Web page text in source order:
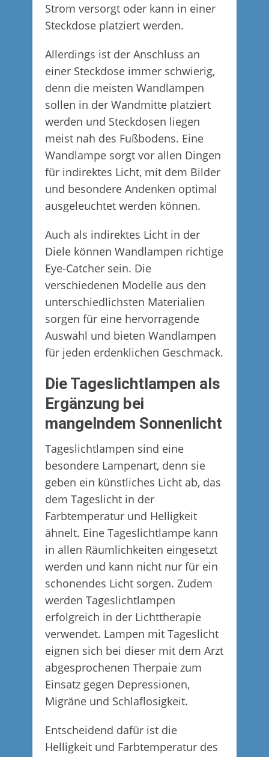
Strom versorgt oder kann in einer
Steckdose platziert werden.
Allerdings ist der Anschluss an
einer Steckdose immer schwierig,
denn die meisten Wandlampen
sollen in der Wandmitte platziert
werden und Steckdosen liegen
meist nah des Fußbodens. Eine
Wandlampe sorgt vor allen Dingen
für indirektes Licht, mit dem Bilder
und besondere Andenken optimal
ausgeleuchtet werden können.
Auch als indirektes Licht in der
Diele können Wandlampen richtige
Eye-Catcher sein. Die
verschiedenen Modelle aus den
unterschiedlichsten Materialien
sorgen für eine hervorragende
Auswahl und bieten Wandlampen
für jeden erdenklichen Geschmack.
Die Tageslichtlampen als
Ergänzung bei
mangelndem Sonnenlicht
Tageslichtlampen sind eine
besondere Lampenart, denn sie
geben ein künstliches Licht ab, das
dem Tageslicht in der
Farbtemperatur und Helligkeit
ähnelt. Eine Tageslichtlampe kann
in allen Räumlichkeiten eingesetzt
werden und kann nicht nur für ein
schonendes Licht sorgen. Zudem
werden Tageslichtlampen
erfolgreich in der Lichttherapie
verwendet. Lampen mit Tageslicht
eignen sich bei dieser mit dem Arzt
abgesprochenen Therpaie zum
Einsatz gegen Depressionen,
Migräne und Schlaflosigkeit.
Entscheidend dafür ist die
Helligkeit und Farbtemperatur des